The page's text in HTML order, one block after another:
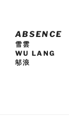
ABSENCE
雪雲
WU LANG
邬浪